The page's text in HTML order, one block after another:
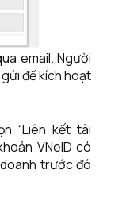
email. Người
để kích hoạt
“Liên kết tài
VNeID có
trước đó